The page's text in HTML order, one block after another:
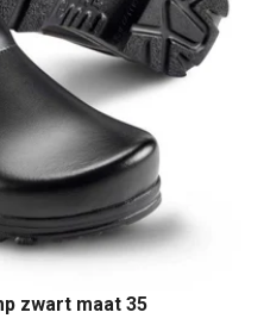
zwart maat 35